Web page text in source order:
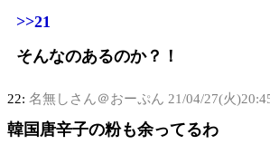
>>21
そんなのあるのか？！
22: 名無しさん＠おーぷん 21/04/27(火
韓国唐辛子の粉も余ってるわ